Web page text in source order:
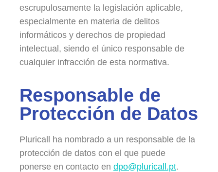
escrupulosamente la legislación aplicable,
especialmente en materia de delitos
informáticos y derechos de propiedad
intelectual, siendo el único responsable de
cualquier infracción de esta normativa.
Responsable de
Protección de Datos
Pluricall ha nombrado a un responsable de la
protección de datos con el que puede
ponerse en contacto en dpo@pluricall.pt.